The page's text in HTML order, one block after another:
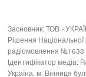
Засновник: ТОВ
Рішення Національної
радіомовлення №1633
Ідентифікатор медіа:
Україна, м. Вінниця